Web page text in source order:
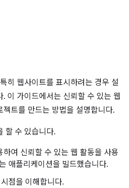
히 웹사이트를 표시하려는 경우 설
이 가이드에서는 신뢰할 수 있는 웹
트를 만드는 방법을 설명합니다.
할 수 있습니다.
하여 신뢰할 수 있는 웹 활동을 사용
애플리케이션을 빌드했습니다.
점을 이해합니다.